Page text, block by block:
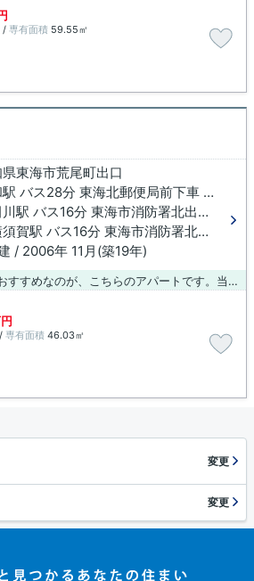
/ 専有面積 59.55㎡
東海市荒尾町出口
名和駅 バス28分 東海北郵便局前下車 徒歩10分
太田川駅 バス16分 東海市消防署北出張所前下車 徒歩11分
高横須賀駅 バス16分 東海市消防署北出張所前下車 徒歩11分
/ 2006年 11月(築19年)
新しい生活のスタートにおすすめなのが、こちらのアパートです。当社は賃貸物件情報を豊富に取り扱っています。お客様のこだわりに合わせた物件をご紹介させていただきますので、ぜひ当社にお任せ下さい。
専有面積 46.03㎡
変更
変更